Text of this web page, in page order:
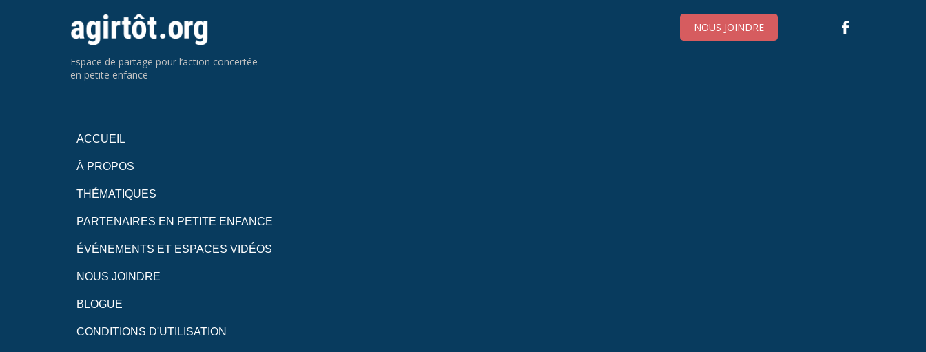
Espace de partage pour l’action concertée
en petite enfance
NOUS JOINDRE
ACCUEIL
À PROPOS
THÉMATIQUES
PARTENAIRES EN PETITE ENFANCE
ÉVÉNEMENTS ET ESPACES VIDÉOS
NOUS JOINDRE
BLOGUE
CONDITIONS D'UTILISATION